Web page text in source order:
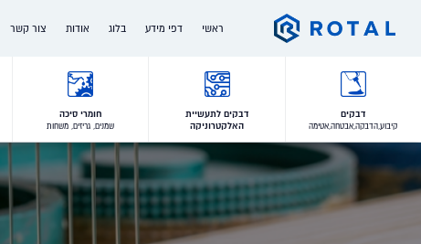
ראשי דפי מידע
תעשיות בהן אנו פועלים
בלוג אודות
הצוות שלנו
ערכים
צור קשר
דבקים
קיבוע,הדבקה,אבטחה,אטימה
דבקים לתעשיית
האלקטרוניקה
חומרי סיכה
שמנים, גריזים, משחות